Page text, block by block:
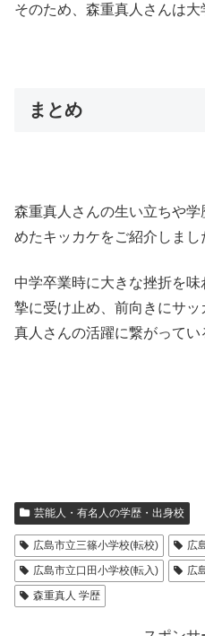
そのため、森重真人さんは大
まとめ
森重真人さんの生い立ちや
めたキッカケをご紹介しまし
中学卒業時に大きな挫折を
摯に受け止め、前向きにサ
真人さんの活躍に繋がってい
芸能人・有名人の学歴・出身校
広島市立三篠小学校(転校)
広
広島市立口田小学校(転入)
広
森重真人 学歴